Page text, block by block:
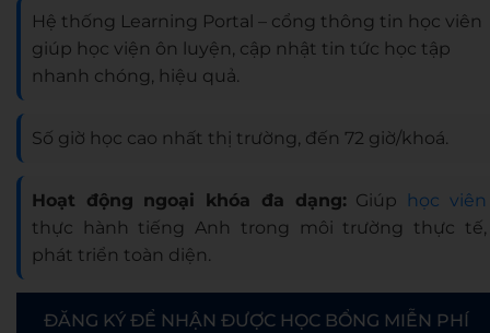
Hệ thống Learning Portal – cổng thông tin học viên
giúp học viện ôn luyện, cập nhật tin tức học tập
nhanh chóng, hiệu quả.
Số giờ học cao nhất thị trường, đến 72 giờ/khoá.
Hoạt động ngoại khóa đa dạng:Giúp
học viên
thực hành tiếng Anh trong môi trường thực tế,
phát triển toàn diện.
ĐĂNG KÝ ĐỂ NHẬN ĐƯỢC HỌC BỔNG MIỄN PHÍ